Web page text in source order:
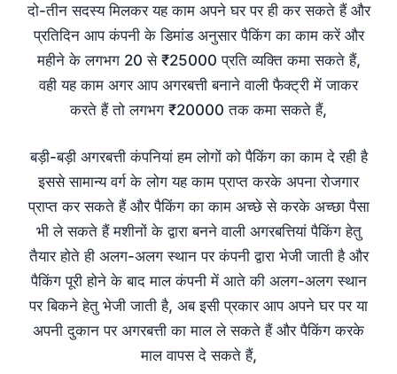
दो-तीन सदस्य मिलकर यह काम अपने घर पर ही कर सकते हैं और
प्रतिदिन आप कंपनी के डिमांड अनुसार पैकिंग का काम करें और
महीने के लगभग 20 से ₹25000 प्रति व्यक्ति कमा सकते हैं,
वही यह काम अगर आप अगरबत्ती बनाने वाली फैक्ट्री में जाकर
करते हैं तो लगभग ₹20000 तक कमा सकते हैं,
बड़ी-बड़ी अगरबत्ती कंपनियां हम लोगों को पैकिंग का काम दे रही है
इससे सामान्य वर्ग के लोग यह काम प्राप्त करके अपना रोजगार
प्राप्त कर सकते हैं और पैकिंग का काम अच्छे से करके अच्छा पैसा
भी ले सकते हैं मशीनों के द्वारा बनने वाली अगरबत्तियां पैकिंग हेतु
तैयार होते ही अलग-अलग स्थान पर कंपनी द्वारा भेजी जाती है और
पैकिंग पूरी होने के बाद माल कंपनी में आते की अलग-अलग स्थान
पर बिकने हेतु भेजी जाती है, अब इसी प्रकार आप अपने घर पर या
अपनी दुकान पर अगरबत्ती का माल ले सकते हैं और पैकिंग करके
माल वापस दे सकते हैं,